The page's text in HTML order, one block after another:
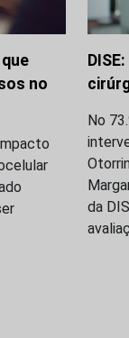
no
No
da